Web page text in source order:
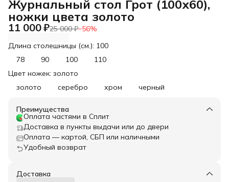
Журнальный стол Грот (100х60),
ножки цвета золото
11 000 ₽25 000 ₽−56%
Длина столешницы (см.): 100
78
90 100
110
Цвет ножек: золото
золото
серебро хром черный
Преимущества
Оплата частями в Сплит
Доставка в пункты выдачи или до двери
Оплата — картой, СБП или наличными
Удобный возврат
Доставка